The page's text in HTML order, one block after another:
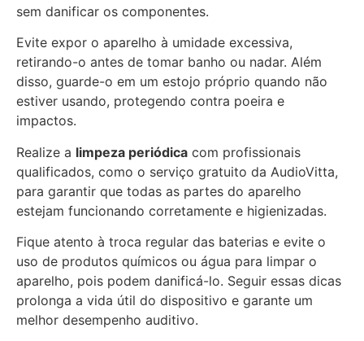
sem danificar os componentes.
Evite expor o aparelho à umidade excessiva,
retirando-o antes de tomar banho ou nadar. Além
disso, guarde-o em um estojo próprio quando não
estiver usando, protegendo contra poeira e
impactos.
Realize a limpeza periódica com profissionais
qualificados, como o serviço gratuito da AudioVitta,
para garantir que todas as partes do aparelho
estejam funcionando corretamente e higienizadas.
Fique atento à troca regular das baterias e evite o
uso de produtos químicos ou água para limpar o
aparelho, pois podem danificá-lo. Seguir essas dicas
prolonga a vida útil do dispositivo e garante um
melhor desempenho auditivo.